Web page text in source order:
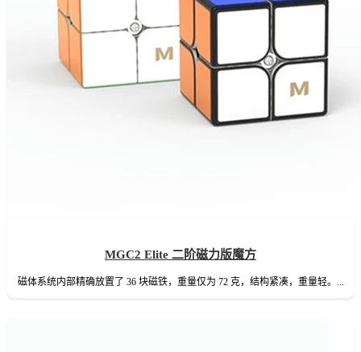
MGC2 Elite 二阶磁力版魔方
磁体系统内部精确放置了 36 块磁铁，重量仅为 72 克，结构紧凑，重量轻。...